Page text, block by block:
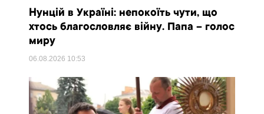
Нунцій в Україні: непокоїть чути, що
хтось благословляє війну. Папа – голос
миру
06.08.2026 10:53